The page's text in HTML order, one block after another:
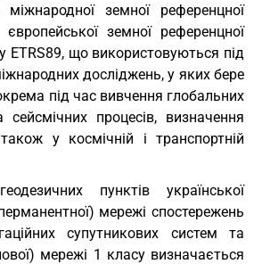
міжнародної земної референцної
земної референцної
ETRS89, що використовуються під
досліджень, у яких бере
під час вивчення глобальних
сейсмічних процесів, визначення
у космічній і транспортній
пунктів української
мережі спостережень
супутникових систем та
мережі 1 класу визначається